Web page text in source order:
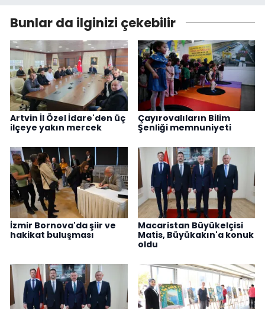
Bunlar da ilginizi çekebilir
Artvin İl Özel İdare'den üç
ilçeye yakın mercek
Çayırovalıların Bilim
Şenliği memnuniyeti
İzmir Bornova'da şiir ve
hakikat buluşması
Macaristan Büyükelçisi
Matis, Büyükakın'a konuk
oldu